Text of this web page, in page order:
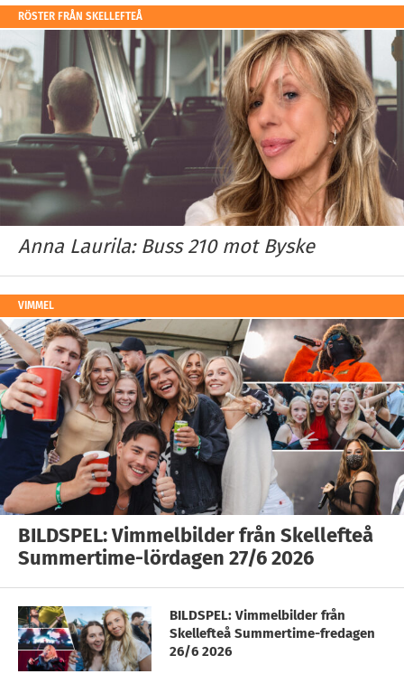
RÖSTER FRÅN SKELLEFTEÅ
Anna Laurila: Buss 210 mot Byske
VIMMEL
BILDSPEL: Vimmelbilder från Skellefteå
Summertime-lördagen 27/6 2026
BILDSPEL: Vimmelbilder från
Skellefteå Summertime-fredagen
26/6 2026